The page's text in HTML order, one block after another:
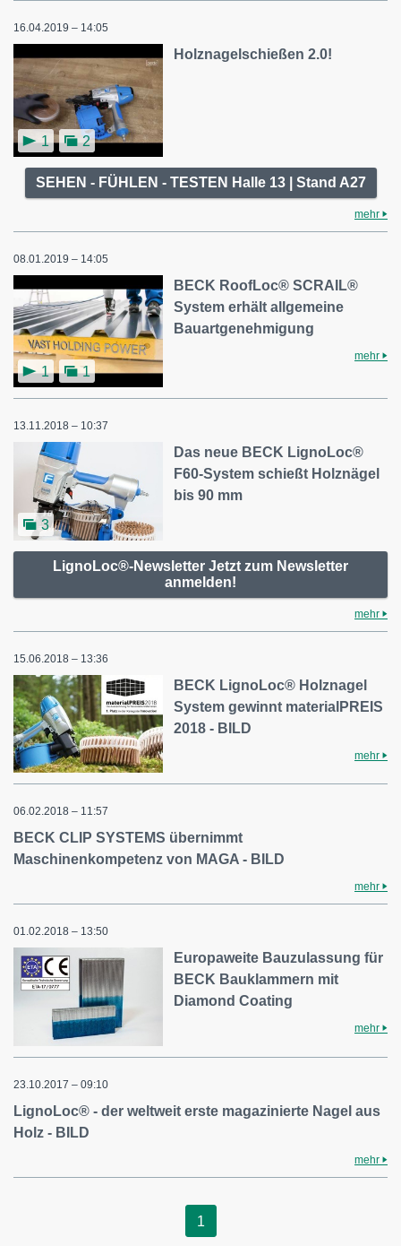
16.04.2019 – 14:05
1 2
Holznagelschießen 2.0!
SEHEN - FÜHLEN - TESTEN Halle 13 | Stand A27
mehr
08.01.2019 – 14:05
1 1
BECK RoofLoc® SCRAIL®
System erhält allgemeine
Bauartgenehmigung
mehr
13.11.2018 – 10:37
3
Das neue BECK LignoLoc®
F60-System schießt Holznägel
bis 90 mm
LignoLoc®-Newsletter Jetzt zum Newsletter
anmelden!
mehr
15.06.2018 – 13:36
BECK LignoLoc® Holznagel
System gewinnt materialPREIS
2018 - BILD
mehr
06.02.2018 – 11:57
BECK CLIP SYSTEMS übernimmt
Maschinenkompetenz von MAGA - BILD
mehr
01.02.2018 – 13:50
Europaweite Bauzulassung für
BECK Bauklammern mit
Diamond Coating
mehr
23.10.2017 – 09:10
LignoLoc® - der weltweit erste magazinierte Nagel aus
Holz - BILD
mehr
1